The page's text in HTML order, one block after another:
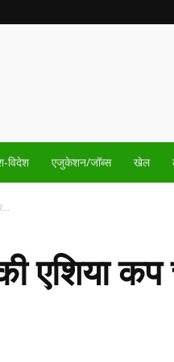
विदेश एजुकेशन/जॉब्स खेल
एशिया